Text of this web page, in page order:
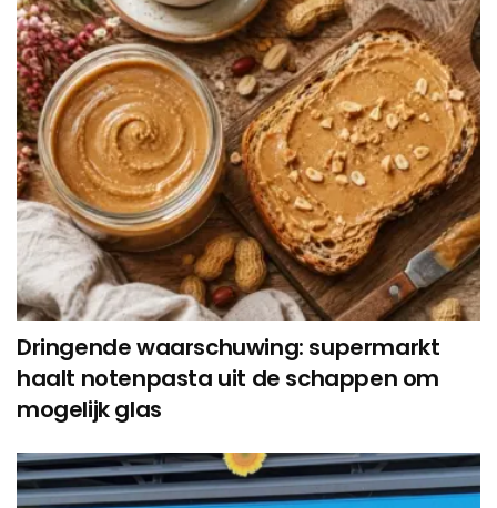
Dringende waarschuwing: supermarkt
haalt notenpasta uit de schappen om
mogelijk glas